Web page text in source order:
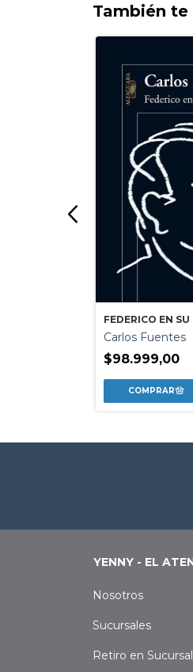
También te
FEDERICO EN
Carlos Fuentes
$98.999,00
YENNY - EL
Nosotros
Sucursales
Retiro en